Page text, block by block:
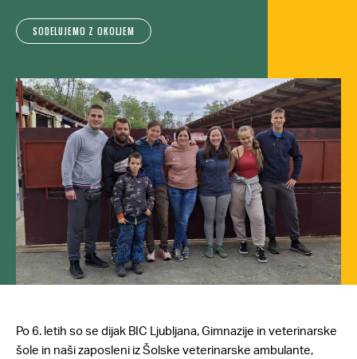
SODELUJEMO Z OKOLJEM
Po 6. letih so se dijak BIC Ljubljana, Gimnazije in veterinarske
šole in naši zaposleni iz Šolske veterinarske ambulante,